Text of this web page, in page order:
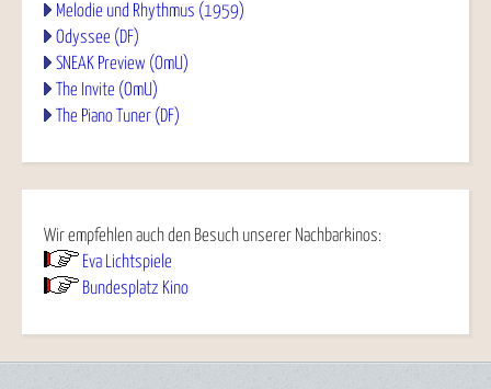
Melodie und Rhythmus (1959)
Odyssee (DF)
SNEAK Preview (OmU)
The Invite (OmU)
The Piano Tuner (DF)
Wir empfehlen auch den Besuch unserer Nachbarkinos:
Eva Lichtspiele
Bundesplatz Kino